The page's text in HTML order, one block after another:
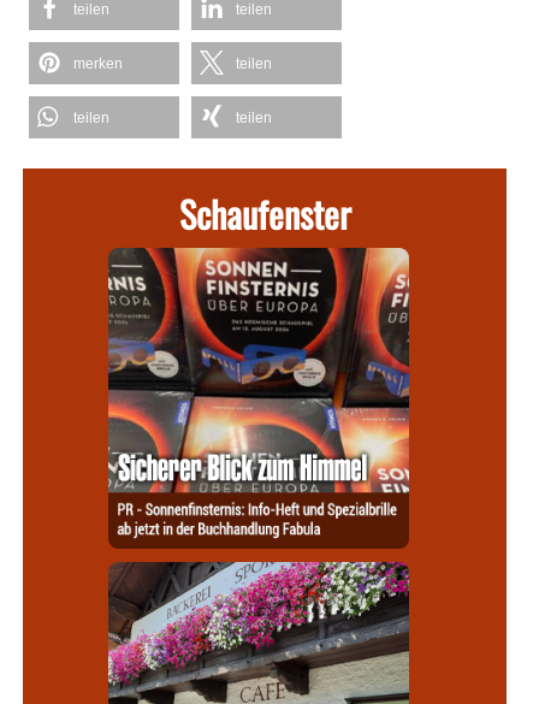
teilen teilen
merken teilen
teilen teilen
Schaufenster